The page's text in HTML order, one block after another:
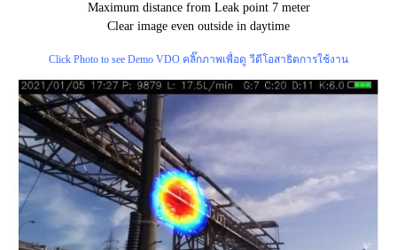
Maximum distance from Leak point 7 meter
Clear image even outside in daytime
Click Photo to see Demo VDO คลิ๊กภาพเพื่อดู วีดีโอสาธิตการใช้งาน